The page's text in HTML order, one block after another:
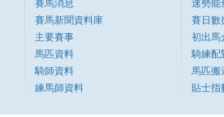
賽馬消息
賽馬新聞資料庫
主要賽事
馬匹資料
騎師資料
練馬師資料
速勢能
賽日數
初出馬
騎練配
馬匹搬
貼士指